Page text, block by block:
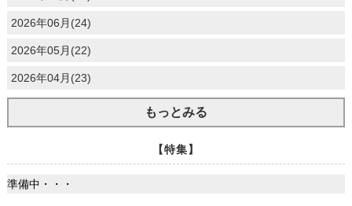
2026年06月(24)
2026年05月(22)
2026年04月(23)
もっとみる
【特集】
準備中・・・